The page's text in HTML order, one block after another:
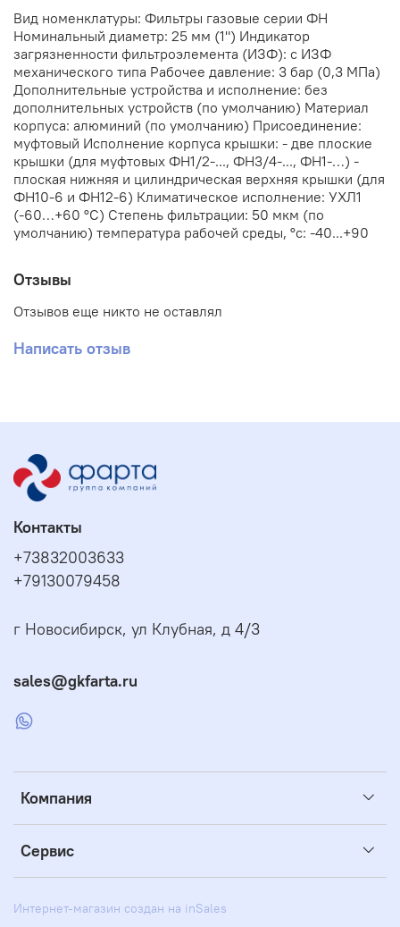
Вид номенклатуры: Фильтры газовые серии ФН
Номинальный диаметр: 25 мм (1") Индикатор
загрязненности фильтроэлемента (ИЗФ): с ИЗФ
механического типа Рабочее давление: 3 бар (0,3 МПа)
Дополнительные устройства и исполнение: без
дополнительных устройств (по умолчанию) Материал
корпуса: алюминий (по умолчанию) Присоединение:
муфтовый Исполнение корпуса крышки: - две плоские
крышки (для муфтовых ФН1/2-..., ФН3/4-..., ФН1-…) -
плоская нижняя и цилиндрическая верхняя крышки (для
ФН10-6 и ФН12-6) Климатическое исполнение: УХЛ1
(-60…+60 °С) Степень фильтрации: 50 мкм (по
умолчанию) температура рабочей среды, °с: -40...+90
Отзывы
Отзывов еще никто не оставлял
Написать отзыв
Компания
Сервис
Контакты
+73832003633
+79130079458
г Новосибирск, ул Клубная, д 4/3
sales@gkfarta.ru
Интернет-магазин создан на inSales